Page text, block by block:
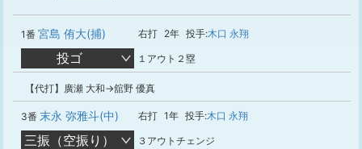
1番 宮島 侑大(捕) 右打 2年 投手:木口 永翔
投ゴ １アウト２塁
【代打】廣瀬 大和→舘野 優真
3番 末永 弥雅斗(中) 右打 1年 投手:木口 永翔
三振（空振り） ３アウトチェンジ